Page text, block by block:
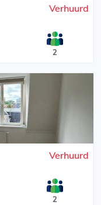
Verhuurd
2
Verhuurd
2